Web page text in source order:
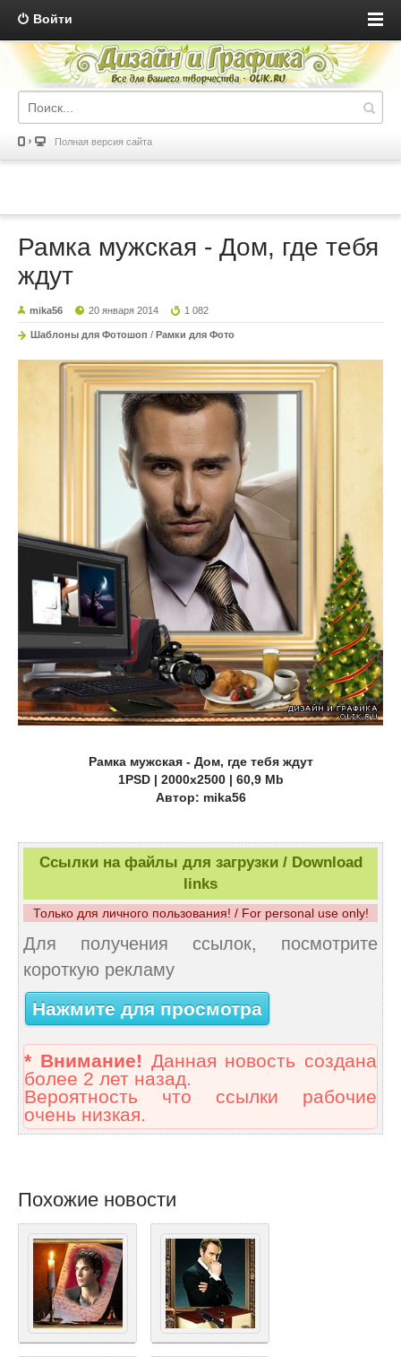
Войти
Полная версия сайта
Рамка мужская - Дом, где тебя
ждут
mika56 20 января 2014 1 082
Шаблоны для Фотошоп / Рамки для Фото
Рамка мужская - Дом, где тебя ждут
1PSD | 2000х2500 | 60,9 Mb
Автор: mika56
Ссылки на файлы для загрузки / Download
links
Только для личного пользования! / For personal use only!
Для получения ссылок, посмотрите
короткую рекламу
Нажмите для просмотра
* Внимание! Данная новость создана
более 2 лет назад.
Вероятность что ссылки рабочие
очень низкая.
Похожие новости